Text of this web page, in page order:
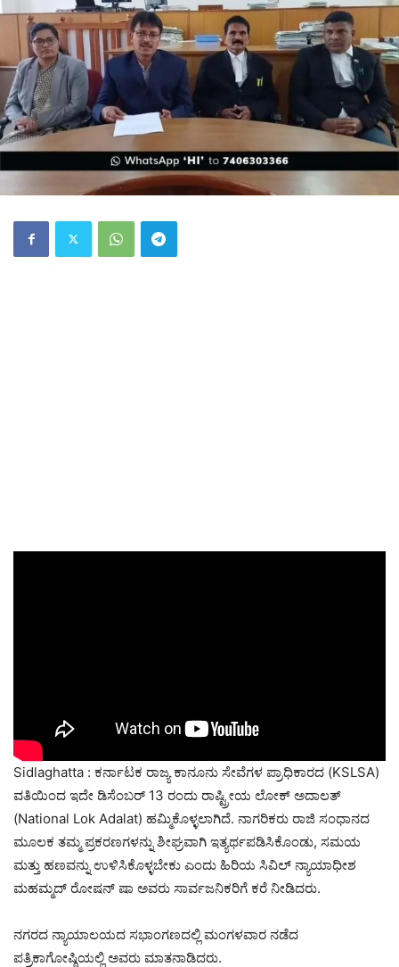
Sidlaghatta : ಕರ್ನಾಟಕ ರಾಜ್ಯ ಕಾನೂನು ಸೇವೆಗಳ ಪ್ರಾಧಿಕಾರದ (KSLSA)
ವತಿಯಿಂದ ಇದೇ ಡಿಸೆಂಬರ್ 13 ರಂದು ರಾಷ್ಟ್ರೀಯ ಲೋಕ್ ಅದಾಲತ್
(National Lok Adalat) ಹಮ್ಮಿಕೊಳ್ಳಲಾಗಿದೆ. ನಾಗರಿಕರು ರಾಜಿ ಸಂಧಾನದ
ಮೂಲಕ ತಮ್ಮ ಪ್ರಕರಣಗಳನ್ನು ಶೀಘ್ರವಾಗಿ ಇತ್ಯರ್ಥಪಡಿಸಿಕೊಂಡು, ಸಮಯ
ಮತ್ತು ಹಣವನ್ನು ಉಳಿಸಿಕೊಳ್ಳಬೇಕು ಎಂದು ಹಿರಿಯ ಸಿವಿಲ್ ನ್ಯಾಯಾಧೀಶ
ಮಹಮ್ಮದ್ ರೋಷನ್ ಷಾ ಅವರು ಸಾರ್ವಜನಿಕರಿಗೆ ಕರೆ ನೀಡಿದರು.
ನಗರದ ನ್ಯಾಯಾಲಯದ ಸಭಾಂಗಣದಲ್ಲಿ ಮಂಗಳವಾರ ನಡೆದ
ಪತ್ರಿಕಾಗೋಷ್ಠಿಯಲ್ಲಿ ಅವರು ಮಾತನಾಡಿದರು.